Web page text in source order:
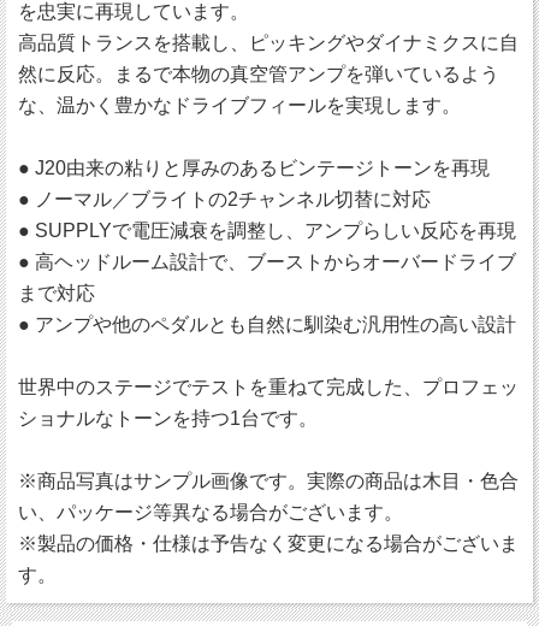
を忠実に再現しています。
高品質トランスを搭載し、ピッキングやダイナミクスに自
然に反応。まるで本物の真空管アンプを弾いているよう
な、温かく豊かなドライブフィールを実現します。
● J20由来の粘りと厚みのあるビンテージトーンを再現
● ノーマル／ブライトの2チャンネル切替に対応
● SUPPLYで電圧減衰を調整し、アンプらしい反応を再現
● 高ヘッドルーム設計で、ブーストからオーバードライブ
まで対応
● アンプや他のペダルとも自然に馴染む汎用性の高い設計
世界中のステージでテストを重ねて完成した、プロフェッ
ショナルなトーンを持つ1台です。
※商品写真はサンプル画像です。実際の商品は木目・色合
い、パッケージ等異なる場合がございます。
※製品の価格・仕様は予告なく変更になる場合がございま
す。